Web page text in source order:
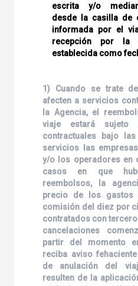
escrita y/o
desde la casilla de
informada por el
recepción por la
establecida como
1) Cuando se trate
afecten a servicios
la Agencia, el
viaje estará sujeto
contractuales bajo
servicios las
y/o los operadores en
casos en que
reembolsos, la
precio de los gastos
comisión del diez por
contratados con
cancelaciones
partir del momento
reciba aviso
de anulación del
resulten de la